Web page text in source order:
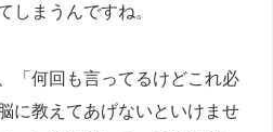
しまうんですね。
「何回も言ってるけどこれ必
に教えてあげないといけませ